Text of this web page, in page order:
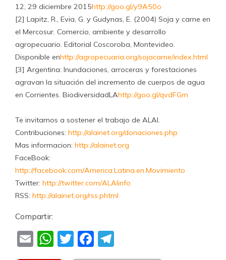
12, 29 diciembre 2015http://goo.gl/y9A50o
[2] Lapitz, R., Evia, G. y Gudynas, E. (2004) Soja y carne en
el Mercosur. Comercio, ambiente y desarrollo
agropecuario. Editorial Coscoroba, Montevideo.
Disponible enhttp://agropecuaria.org/sojacarne/index.html
[3] Argentina: Inundaciones, arroceras y forestaciones
agravan la situación del incremento de cuerpos de agua
en Corrientes. BiodiversidadLAhttp://goo.gl/qvdFGm
Te invitamos a sostener el trabajo de ALAI.
Contribuciones: http://alainet.org/donaciones.php
Mas informacion: http://alainet.org
FaceBook:
http://facebook.com/America.Latina.en.Movimiento
Twitter: http://twitter.com/ALAIinfo
RSS: http://alainet.org/rss.phtml
Compartir:
EmailWhatsApp
TwitterFacebook